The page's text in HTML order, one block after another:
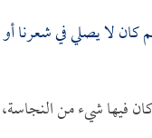
كان لا يصلي في شعرنا أو
فيها شيء من النجاسة،